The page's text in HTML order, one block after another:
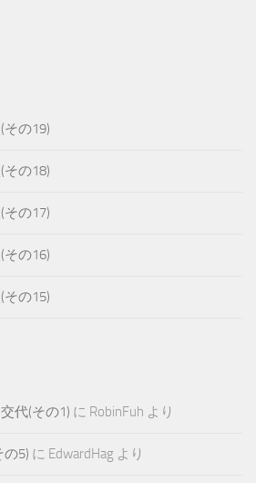
の19)
の18)
の17)
の16)
の15)
代(その1) に RobinFuh より
5) に EdwardHag より